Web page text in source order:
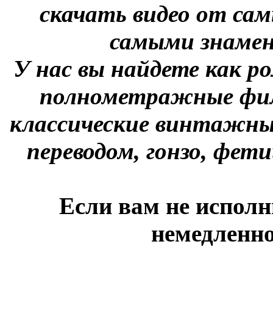
скачать видео от
самыми
У нас вы найдете как
полнометражные
классические
переводом, гонзо,
Если вам не